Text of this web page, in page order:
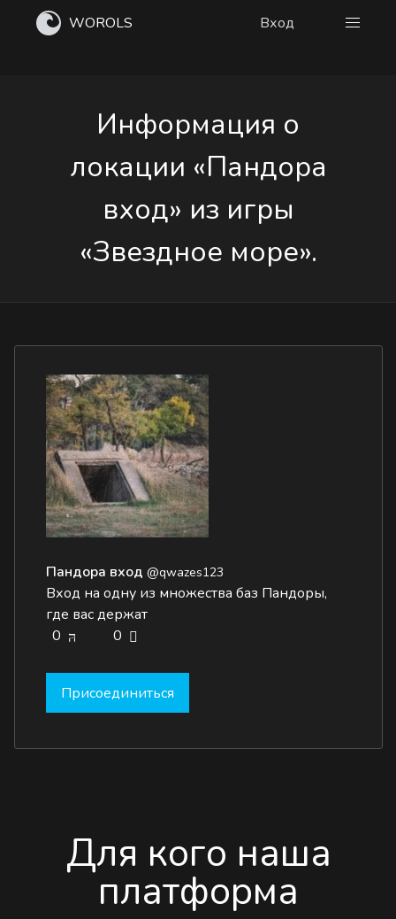
WOROLS Вход
Информация о
локации «Пандора
вход» из игры
«Звездное море».
Пандора вход @qwazes123
Вход на одну из множества баз Пандоры,
где вас держат
0
0
Присоединиться
Для кого наша
платформа